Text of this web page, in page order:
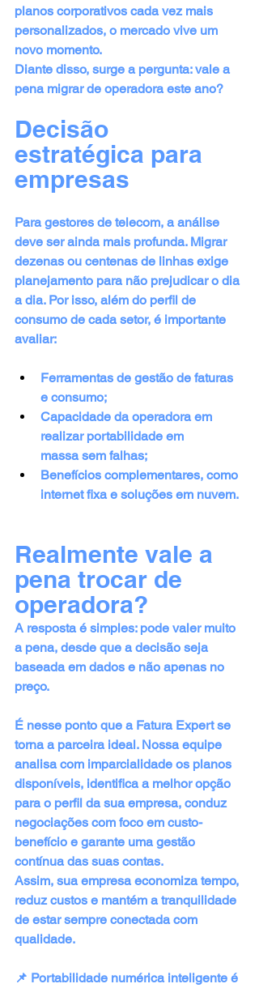
planos corporativos cada vez mais
personalizados, o mercado vive um
novo momento.
Diante disso, surge a pergunta: vale a
pena migrar de operadora este ano?
Decisão
estratégica para
empresas
Para gestores de telecom, a análise
deve ser ainda mais profunda. Migrar
dezenas ou centenas de linhas exige
planejamento para não prejudicar o dia
a dia. Por isso, além do perfil de
consumo de cada setor, é importante
avaliar:
Ferramentas de gestão de faturas
e consumo;
Capacidade da operadora em
realizar portabilidade em
massa sem falhas;
Benefícios complementares, como
internet fixa e soluções em nuvem.
Realmente vale a
pena trocar de
operadora?
A resposta é simples: pode valer muito
a pena, desde que a decisão seja
baseada em dados e não apenas no
preço.
É nesse ponto que a Fatura Expert se
torna a parceira ideal. Nossa equipe
analisa com imparcialidade os planos
disponíveis, identifica a melhor opção
para o perfil da sua empresa, conduz
negociações com foco em custo-
benefício e garante uma gestão
contínua das suas contas.
Assim, sua empresa economiza tempo,
reduz custos e mantém a tranquilidade
de estar sempre conectada com
qualidade.
📌 Portabilidade numérica inteligente é